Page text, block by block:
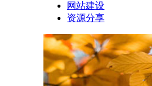
网站建设
资源分享